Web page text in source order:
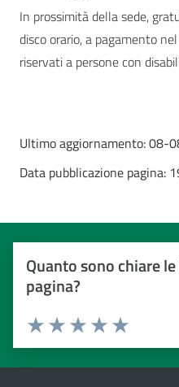
In prossimità della sede,
disco orario, a pagamento
riservati a persone con
Ultimo aggiornamento:08-
Data pubblicazione pagina:
Quanto sono chiare
pagina?
Valuta da 1 a 5 stelle
Valuta 5
Valuta 4 stelle
Valuta 3 stelle su 5
Valuta 2 stelle su 5
Valuta 1 stelle su 5